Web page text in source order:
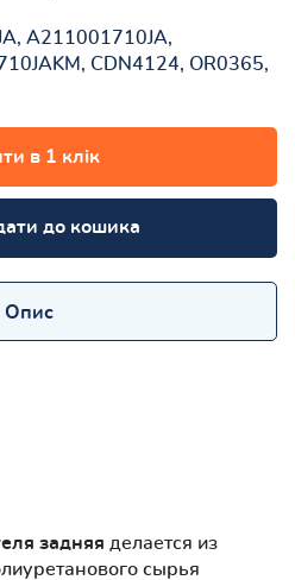
A211001710JA,
CDN4124, OR0365,
в 1 клік
до кошика
Опис
задняя делается из
сырья